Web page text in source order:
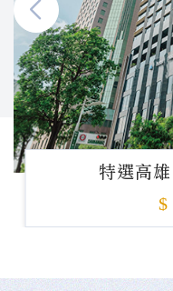
特選高
$